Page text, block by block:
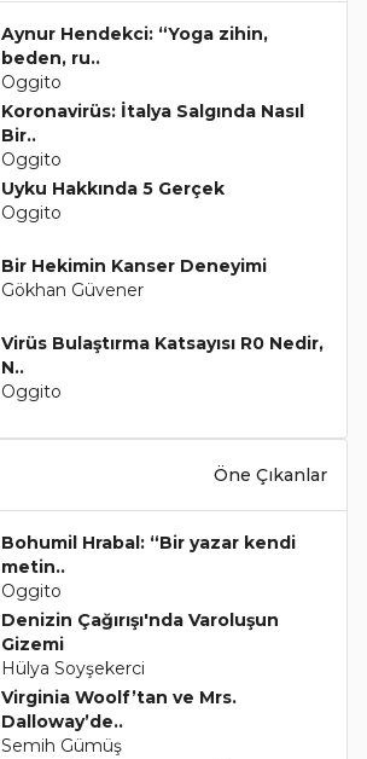
Aynur Hendekci: “Yoga zihin,
beden, ru..
Oggito
Koronavirüs: İtalya Salgında Nasıl
Bir..
Oggito
Uyku Hakkında 5 Gerçek
Oggito
Bir Hekimin Kanser Deneyimi
Gökhan Güvener
Virüs Bulaştırma Katsayısı R0 Nedir,
N..
Oggito
Öne Çıkanlar
Bohumil Hrabal: “Bir yazar kendi
metin..
Oggito
Denizin Çağırışı'nda Varoluşun
Gizemi
Hülya Soyşekerci
Virginia Woolf’tan ve Mrs.
Dalloway’de..
Semih Gümüş